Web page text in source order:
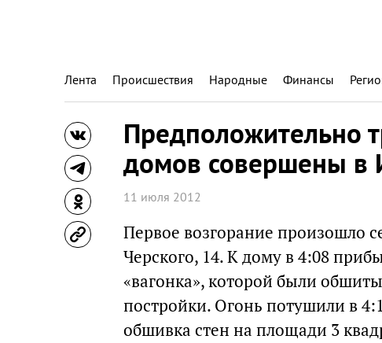
Лента Происшествия Народные Финансы
Предположительно
домов совершены в
11 июля 2012
Первое возгорание произошло
Черского, 14. К дому в 4:08
«вагонка», которой были
постройки. Огонь потушили в
обшивка стен на площади 3